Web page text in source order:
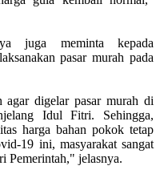
juga meminta kepada
pasar murah pada
agar digelar pasar murah di
Idul Fitri. Sehingga,
harga bahan pokok tetap
19 ini, masyarakat sangat
Pemerintah," jelasnya.